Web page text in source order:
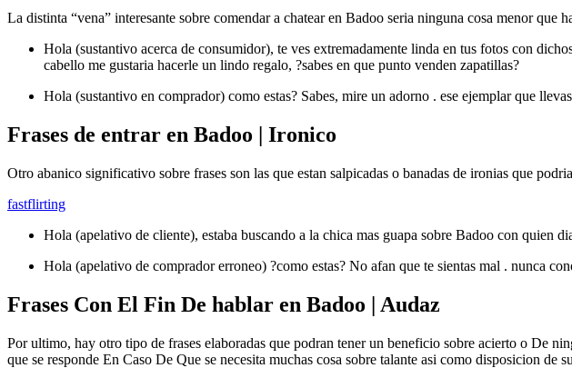
La distinta “vena” interesante sobre comendar a chatear en Badoo seri­a ninguna cosa menor que
Hola (sustantivo acerca de consumidor), te ves extremadamente linda en tus fotos con
cabello me gustaria hacerle un lindo regalo, ?sabes en que punto venden zapatillas?
Hola (sustantivo en comprador) como estas? Sabes, mire un adorno . ese ejemplar que
Frases de entrar en Badoo | Ironico
Otro abanico significativo sobre frases son las que estan salpicadas o banadas de ironias que
fastflirting
Hola (apelativo de cliente), estaba buscando a la chica mas guapa sobre Badoo con quien
Hola (apelativo de comprador erroneo) ?como estas? No afan que te sientas mal . nunca
Frases Con El Fin De hablar en Badoo | Audaz
Por ultimo, hay otro tipo de frases elaboradas que podran tener un beneficio sobre acierto o De
que se responde En Caso De Que se necesita muchas cosa sobre talante asi­ como disposicion de